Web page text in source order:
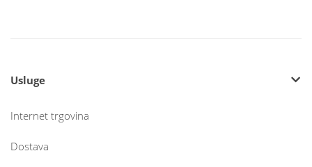
Usluge
Internet trgovina
Dostava